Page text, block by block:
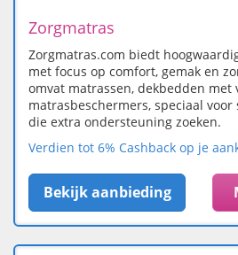
Zorgmatras
Zorgmatras.com biedt
met focus op comfort, gemak en
omvat matrassen, dekbedden met
matrasbeschermers, speciaal
die extra ondersteuning zoeken.
Verdien tot 6% Cashback op je
Bekijk aanbieding